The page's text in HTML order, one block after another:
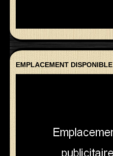
EMPLACEMENT DISPONIBLE